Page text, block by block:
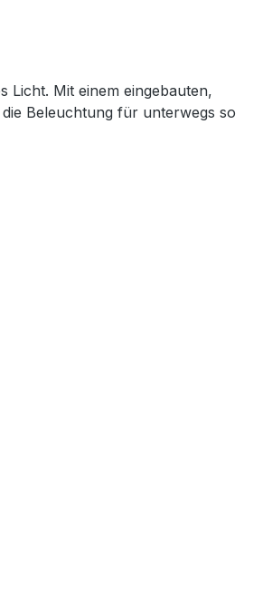
Licht. Mit einem eingebauten,
Beleuchtung für unterwegs so